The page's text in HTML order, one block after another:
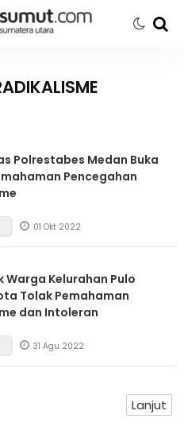
Polrestabes Medan Buka
Pencegahan
01 Okt 2022
Warga Kelurahan Pulo
Tolak Pemahaman
dan Intoleran
31 Agu 2022
Lanjut